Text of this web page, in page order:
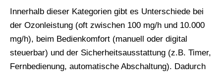
Innerhalb dieser Kategorien gibt es Unterschiede bei
der Ozonleistung (oft zwischen 100 mg/h und 10.000
mg/h), beim Bedienkomfort (manuell oder digital
steuerbar) und der Sicherheitsausstattung (z.B. Timer,
Fernbedienung, automatische Abschaltung). Dadurch